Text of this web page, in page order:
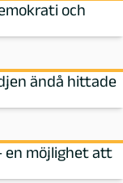
och
ändå hittade
en möjlighet att